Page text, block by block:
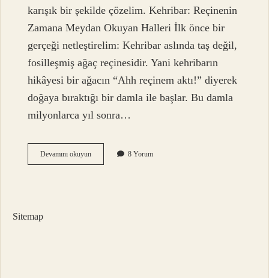
karışık bir şekilde çözelim. Kehribar: Reçinenin
Zamana Meydan Okuyan Halleri İlk önce bir
gerçeği netleştirelim: Kehribar aslında taş değil,
fosilleşmiş ağaç reçinesidir. Yani kehribarın
hikâyesi bir ağacın “Ahh reçinem aktı!” diyerek
doğaya bıraktığı bir damla ile başlar. Bu damla
milyonlarca yıl sonra…
Devamını okuyunGerçek
kehribar
8 Yorum
Sitemap